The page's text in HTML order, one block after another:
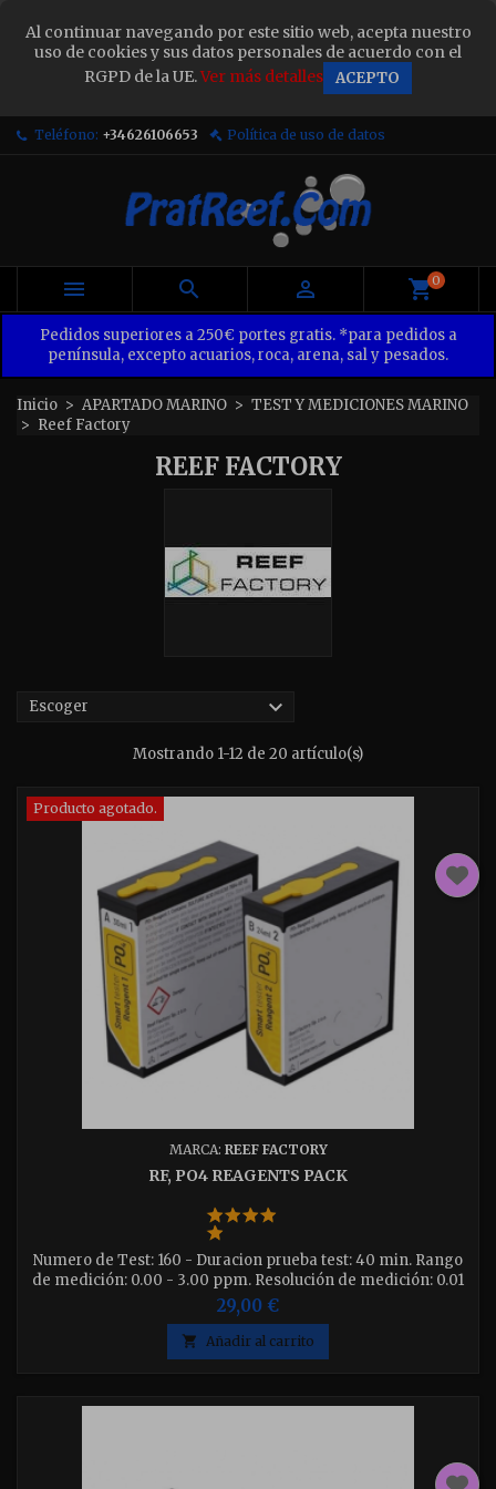
Al continuar navegando por este sitio web, acepta nuestro
uso de cookies y sus datos personales de acuerdo con el
RGPD de la UE.Ver más detalles ACEPTO
Teléfono: +34626106653 Política de uso de datos
   0
Pedidos superiores a 250€ portes gratis. *para pedidos a
península, excepto acuarios, roca, arena, sal y pesados.
Inicio APARTADO MARINO
TEST Y MEDICIONES MARINO
Reef Factory
REEF FACTORY
Escoger 
Mostrando 1-12 de 20 artículo(s)
Producto agotado.
MARCA: REEF FACTORY
RF, PO4 REAGENTS PACK
Numero de Test: 160 - Duracion prueba test: 40 min. Rango
de medición: 0.00 - 3.00 ppm. Resolución de medición: 0.01
ppm. - Precisión: +/- 0,02
29,00 €
 Añadir al carrito
Sign in ×
You need to be logged in to save products in your
wish list.